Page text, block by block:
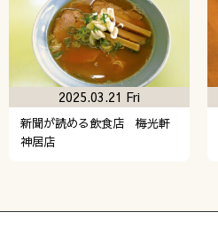
新聞が読める飲食店 梅光軒
神居店
2025.03.21 Fri